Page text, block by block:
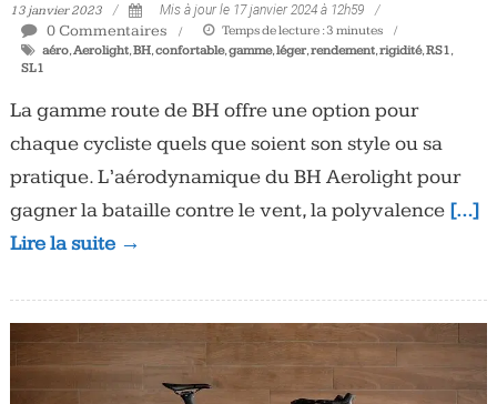
13 janvier 2023 Mis à jour le 17 janvier 2024 à 12h59
0 Commentaires Temps de lecture :3 minutes
aéro,Aerolight,BH,confortable,gamme,léger,rendement,rigidité,RS1,
SL1
La gamme route de BH offre une option pour
chaque cycliste quels que soient son style ou sa
pratique. L’aérodynamique du BH Aerolight pour
gagner la bataille contre le vent, la polyvalence […]
Lire la suite →